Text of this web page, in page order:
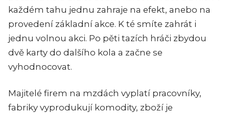
každém tahu jednu zahraje na efekt, anebo na
provedení základní akce. K té smíte zahrát i
jednu volnou akci. Po pěti tazích hráči zbydou
dvě karty do dalšího kola a začne se
vyhodnocovat.
Majitelé firem na mzdách vyplatí pracovníky,
fabriky vyprodukují komodity, zboží je